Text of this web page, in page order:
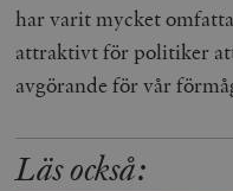
har varit mycket
attraktivt för politiker
avgörande för vår
Läs också: